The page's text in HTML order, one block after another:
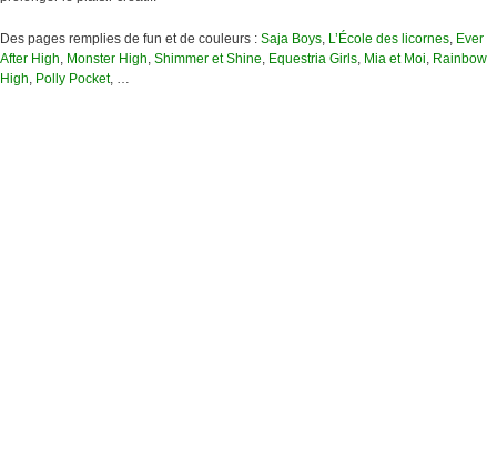
Des pages remplies de fun et de couleurs : Saja Boys, L’École des licornes, Ever
After High, Monster High, Shimmer et Shine, Equestria Girls, Mia et Moi, Rainbow
High, Polly Pocket, …